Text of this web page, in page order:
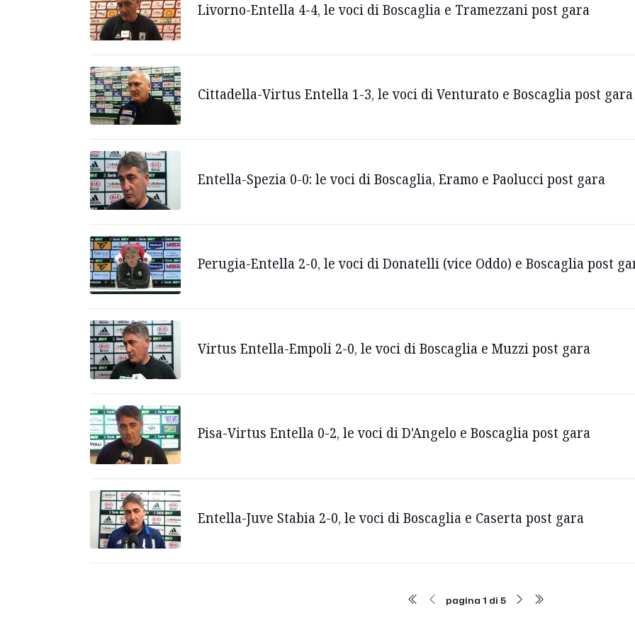
Livorno-Entella 4-4, le voci di Boscaglia e Tramezzani post gara
Cittadella-Virtus Entella 1-3, le voci di Venturato e Boscaglia post gara
Entella-Spezia 0-0: le voci di Boscaglia, Eramo e Paolucci post gara
Perugia-Entella 2-0, le voci di Donatelli (vice Oddo) e Boscaglia post
Virtus Entella-Empoli 2-0, le voci di Boscaglia e Muzzi post gara
Pisa-Virtus Entella 0-2, le voci di D'Angelo e Boscaglia post gara
Entella-Juve Stabia 2-0, le voci di Boscaglia e Caserta post gara
pagina 1 di 5